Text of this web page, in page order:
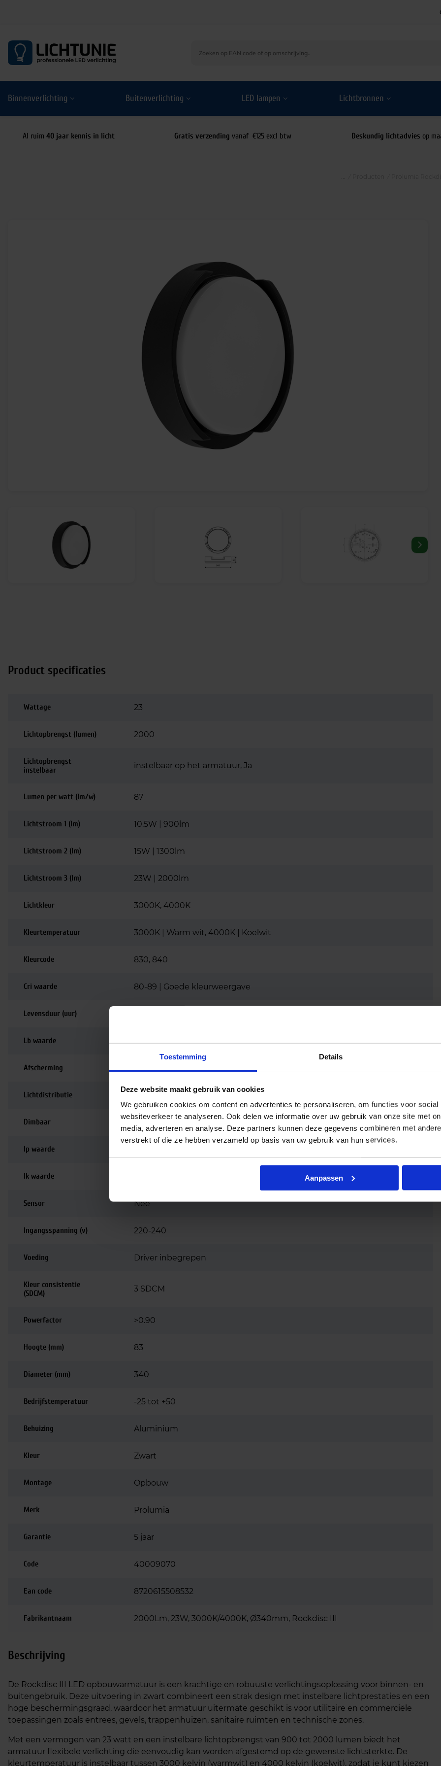
Toestemming Details
Deze website maakt gebruik van cookies
We gebruiken cookies om content en advertenties te personaliseren, om functies voor social
websiteverkeer te analyseren. Ook delen we informatie over uw gebruik van onze site met
media, adverteren en analyse. Deze partners kunnen deze gegevens combineren met
verstrekt of die ze hebben verzameld op basis van uw gebruik van hun services.
Aanpassen
Binnenverlichting Buitenverlichting LED lampen Lichtbronnen
Al ruim 40 jaar kennis in licht Gratis verzending vanaf €125 excl btw Deskundig lichtadvies op
Product specificaties
Wattage 23
Lichtopbrengst (lumen) 2000
Lichtopbrengst
instelbaar
instelbaar op het armatuur, Ja
Lumen per watt (lm/w) 87
Lichtstroom 1 (lm) 10.5W | 900lm
Lichtstroom 2 (lm) 15W | 1300lm
Lichtstroom 3 (lm) 23W | 2000lm
Lichtkleur 3000K, 4000K
Kleurtemperatuur 3000K | Warm wit, 4000K | Koelwit
Kleurcode 830, 840
Cri waarde 80-89 | Goede kleurweergave
Levensduur (uur)
Lb waarde L80B10
Afscherming Opaal / mat
Lichtdistributie Symmetrisch
Dimbaar Niet dimbaar
Ip waarde
Ik waarde
Sensor Nee
Ingangsspanning (v) 220-240
Voeding Driver inbegrepen
Kleur consistentie
(SDCM)
3 SDCM
Powerfactor >0.90
Hoogte (mm) 83
Diameter (mm) 340
Bedrijfstemperatuur -25 tot +50
Behuizing Aluminium
Kleur Zwart
Montage Opbouw
Merk Prolumia
Garantie 5 jaar
Code 40009070
Ean code 8720615508532
Fabrikantnaam 2000Lm, 23W, 3000K/4000K, Ø340mm, Rockdisc III
Beschrijving
De Rockdisc III LED opbouwarmatuur is een krachtige en robuuste verlichtingsoplossing voor binnen- en
buitengebruik. Deze uitvoering in zwart combineert een strak design met instelbare lichtprestaties en een
hoge beschermingsgraad, waardoor het armatuur uitermate geschikt is voor utilitaire en commerciële
toepassingen zoals entrees, gevels, trappenhuizen, sanitaire ruimten en technische zones.
Met een vermogen van 23 watt en een instelbare lichtopbrengst van 900 tot 2000 lumen biedt het
armatuur flexibele verlichting die eenvoudig kan worden afgestemd op de gewenste lichtsterkte. De
kleurtemperatuur is instelbaar tussen 3000 kelvin (warmwit) en 4000 kelvin (koelwit), zodat je kunt kiezen